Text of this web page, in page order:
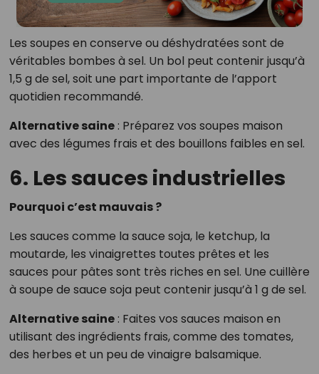
Les soupes en conserve ou déshydratées sont de
véritables bombes à sel. Un bol peut contenir jusqu’à
1,5 g de sel, soit une part importante de l’apport
quotidien recommandé.
Alternative saine: Préparez vos soupes maison
avec des légumes frais et des bouillons faibles en sel.
6. Les sauces industrielles
Pourquoi c’est mauvais ?
Les sauces comme la sauce soja, le ketchup, la
moutarde, les vinaigrettes toutes prêtes et les
sauces pour pâtes sont très riches en sel. Une cuillère
à soupe de sauce soja peut contenir jusqu’à 1 g de sel.
Alternative saine: Faites vos sauces maison en
utilisant des ingrédients frais, comme des tomates,
des herbes et un peu de vinaigre balsamique.